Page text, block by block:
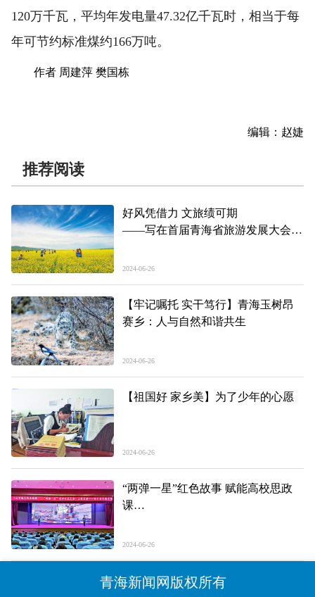
120万千瓦，平均年发电量47.32亿千瓦时，相当于每
年可节约标准煤约166万吨。
作者 周建萍 樊国栋
编辑：赵婕
推荐阅读
好风凭借力 文旅绩可期
——写在首届青海省旅游发展大会
护与高质量旅游发展观摩会开幕之际
2024-06-26
【牢记嘱托 实干笃行】青海玉树昂
赛乡：人与自然和谐共生
2024-06-26
【祖国好 家乡美】为了少年的心愿
2024-06-26
“两弹一星”红色故事 赋能高校思政
课
一星”精神永放光芒》 主题宣讲走进
2024-06-26
青海新闻网版权所有